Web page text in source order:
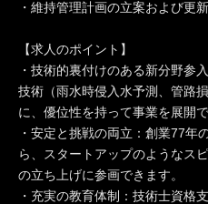
・維持管理計画の立案および更
【求人のポイント】
・技術的裏付けのある新分野参
技術（雨水時侵入水予測、管路
に、優位性を持って事業を展開で
・安定と挑戦の両立：創業77年
ら、スタートアップのようなス
の立ち上げに参画できます。
・充実の教育体制：技術士資格